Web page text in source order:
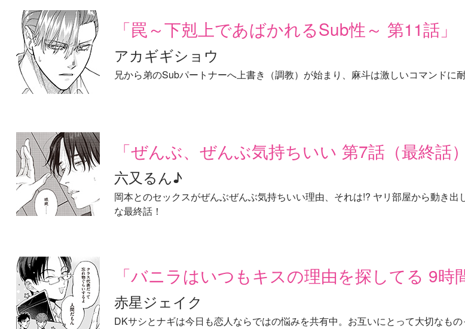
「罠～下剋上であばかれるSub性～ 第11話」
アカギギショウ
兄から弟のSubパートナーへ上書き（調教）が始まり、麻斗は激しいコマンドに
「ぜんぶ、ぜんぶ気持ちいい 第7話（最終話）
六又るん♪
岡本とのセックスがぜんぶぜんぶ気持ちいい理由、それは!? ヤリ部屋から動き出
な最終話！
「バニラはいつもキスの理由を探してる 9時
赤星ジェイク
DKサシとナギは今日も恋人ならではの悩みを共有中。お互いにとって大切なもの